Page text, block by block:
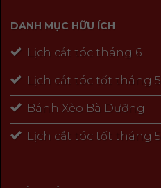
DANH MỤC HỮU ÍCH
Lịch cắt tóc tháng 6
Lịch cắt tóc tốt tháng 5
Bánh Xèo Bà Dưỡng
Lịch cắt tóc tốt tháng 5